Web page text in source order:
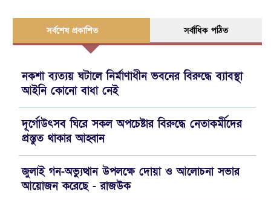
সর্বশেষ প্রকাশিত সর্বাধিক পঠিত
নকশা ব্যত্যয় ঘটালে নির্মাণাধীন ভবনের বিরুদ্ধে ব্যাবস্থা
আইনি কোনো বাধা নেই
দূর্গোউৎসব ঘিরে সকল অপচেষ্টার বিরুদ্ধে নেতাকর্মীদের
প্রস্তুত থাকার আহ্বান
জুলাই গন-অভ্যুত্থান উপলক্ষে দোয়া ও আলোচনা সভার
আয়োজন করেছে - রাজউক